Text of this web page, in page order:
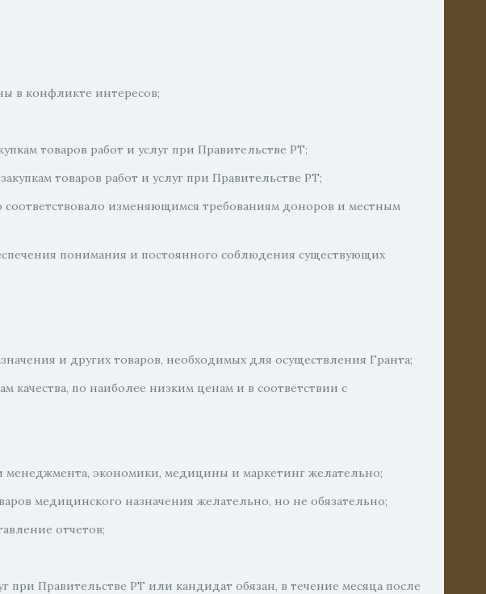
в конфликте интересов;
товаров работ и услуг при Правительстве РТ;
товаров работ и услуг при Правительстве РТ;
соответствовало изменяющимся требованиям доноров и местным
понимания и постоянного соблюдения существующих
и других товаров, необходимых для осуществления Гранта;
качества, по наиболее низким ценам и в соответствии с
экономики, медицины и маркетинг желательно;
медицинского назначения желательно, но не обязательно;
отчетов;
при Правительстве РТ или кандидат обязан, в течение месяца после